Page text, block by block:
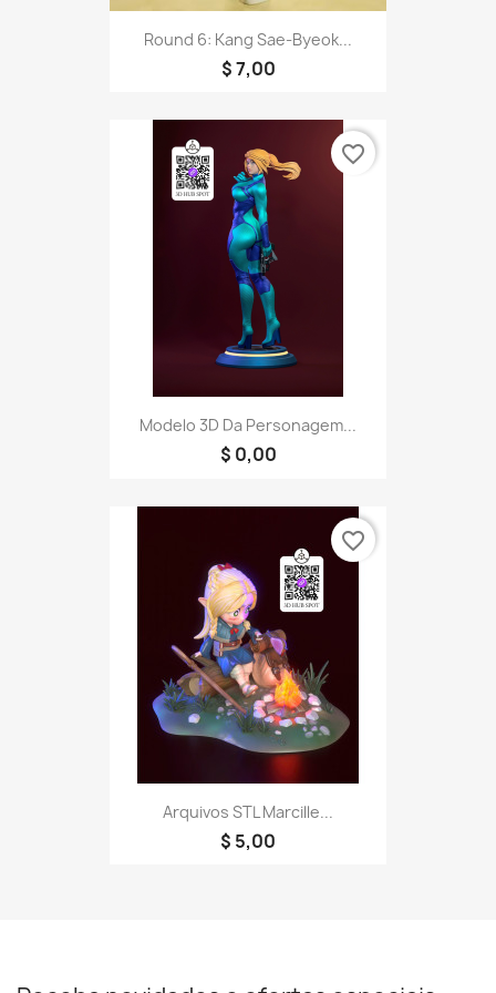
Round 6: Kang Sae-Byeok...
$ 7,00
Modelo 3D Da Personagem...
$ 0,00
favorite_border
Arquivos STL Marcille...
$ 5,00
favorite_border